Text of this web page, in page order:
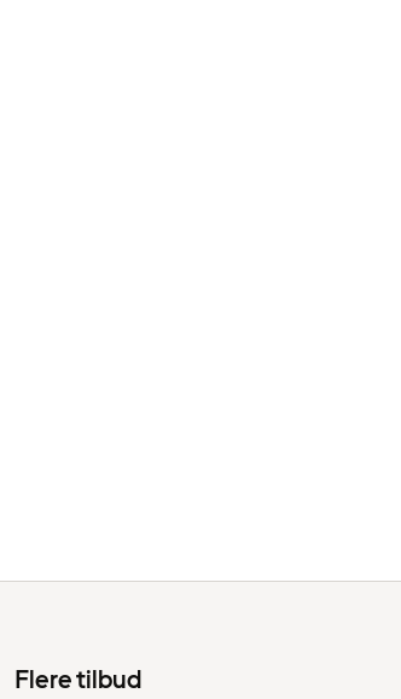
Flere tilbud